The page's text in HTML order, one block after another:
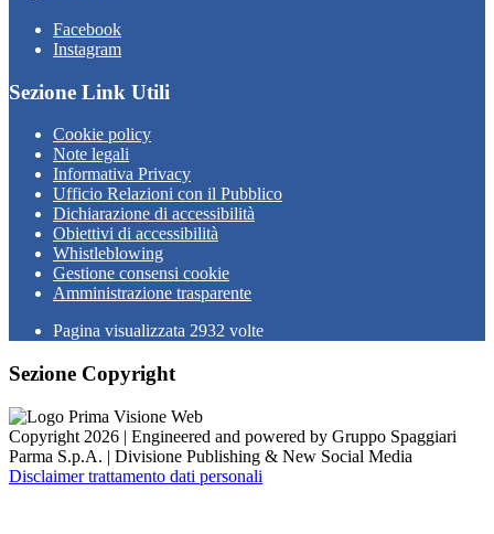
Facebook
Instagram
Sezione Link Utili
Cookie policy
Note legali
Informativa Privacy
Ufficio Relazioni con il Pubblico
Dichiarazione di accessibilità
Obiettivi di accessibilità
Whistleblowing
Gestione consensi cookie
Amministrazione trasparente
Pagina visualizzata 2932 volte
Sezione Copyright
Copyright 2026 | Engineered and powered by Gruppo Spaggiari
Parma S.p.A. | Divisione Publishing & New Social Media
Disclaimer trattamento dati personali